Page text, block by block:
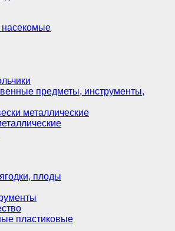
насекомые
предметы, инструменты,
металлические
плоды
пластиковые